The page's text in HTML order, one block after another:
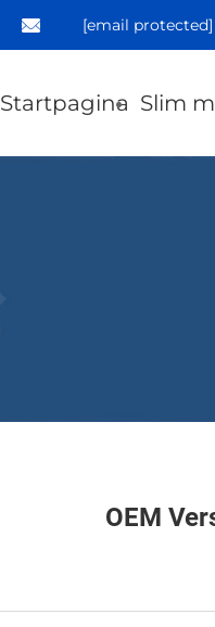
[email protected]
Startpagina Slim
OEM